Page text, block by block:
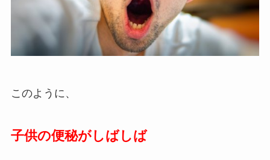
このように、
子供の便秘がしばしば